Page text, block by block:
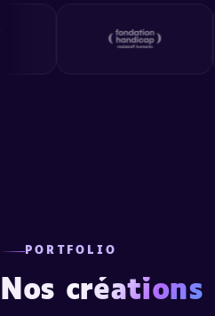
PORTFOLIO
Nos créations